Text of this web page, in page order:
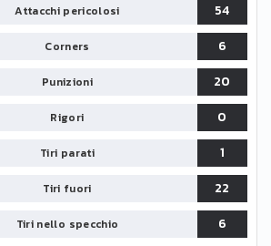
Attacchi pericolosi
54
Corners
6
Punizioni
20
Rigori
0
Tiri parati
1
Tiri fuori
22
Tiri nello specchio 6